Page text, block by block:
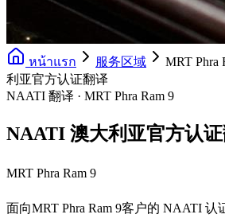
หน้าแรก 服务区域 MRT Phra
利亚官方认证翻译
NAATI 翻译 · MRT Phra Ram 9
NAATI 澳大利亚官方认
MRT Phra Ram 9
面向MRT Phra Ram 9客户的 NAATI 认